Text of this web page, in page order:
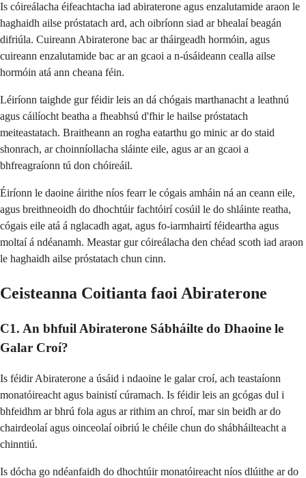
Is cóireálacha éifeachtacha iad abiraterone agus enzalutamide araon le
haghaidh ailse próstatach ard, ach oibríonn siad ar bhealaí beagán
difriúla. Cuireann Abiraterone bac ar tháirgeadh hormóin, agus
cuireann enzalutamide bac ar an gcaoi a n-úsáideann cealla ailse
hormóin atá ann cheana féin.
Léiríonn taighde gur féidir leis an dá chógais marthanacht a leathnú
agus cáilíocht beatha a fheabhsú d'fhir le hailse próstatach
meiteastatach. Braitheann an rogha eatarthu go minic ar do staid
shonrach, ar choinníollacha sláinte eile, agus ar an gcaoi a
bhfreagraíonn tú don chóireáil.
Éiríonn le daoine áirithe níos fearr le cógais amháin ná an ceann eile,
agus breithneoidh do dhochtúir fachtóirí cosúil le do shláinte reatha,
cógais eile atá á nglacadh agat, agus fo-iarmhairtí féideartha agus
moltaí á ndéanamh. Meastar gur cóireálacha den chéad scoth iad araon
le haghaidh ailse próstatach chun cinn.
Ceisteanna Coitianta faoi Abiraterone
C1. An bhfuil Abiraterone Sábháilte do Dhaoine le
Galar Croí?
Is féidir Abiraterone a úsáid i ndaoine le galar croí, ach teastaíonn
monatóireacht agus bainistí cúramach. Is féidir leis an gcógas dul i
bhfeidhm ar bhrú fola agus ar rithim an chroí, mar sin beidh ar do
chairdeolaí agus oinceolaí oibriú le chéile chun do shábháilteacht a
chinntiú.
Is dócha go ndéanfaidh do dhochtúir monatóireacht níos dlúithe ar do